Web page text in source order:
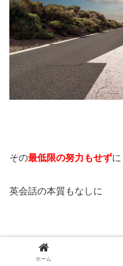
その最低限の努力もせずに
英会話の本質もなしに
この先ホーム